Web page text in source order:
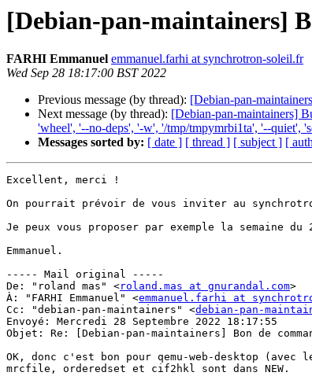
[Debian-pan-maintainers]
FARHI Emmanuel emmanuel.farhi at synchrotron-soleil.fr
Wed Sep 28 18:17:00 BST 2022
Previous message (by thread): [Debian-pan-
Next message (by thread): [Debian-pan-maintainers]
'wheel', '--no-deps', '-w', '/tmp/tmpymrbi1ta', '--quiet',
Messages sorted by: [ date ] [ thread ] [ subject ] [
Excellent, merci !
On pourrait prévoir de vous inviter au
Je peux vous proposer par exemple la semaine du
Emmanuel.
----- Mail original -----
De: "roland mas" <roland.mas at gnurandal.com>
À: "FARHI Emmanuel" <emmanuel.farhi at
Cc: "debian-pan-maintainers" <debian-pan-
Envoyé: Mercredi 28 Septembre 2022 18:17:55
Objet: Re: [Debian-pan-maintainers] Bon de
OK, donc c'est bon pour qemu-web-desktop (avec
mrcfile, orderedset et cif2hkl sont dans NEW.